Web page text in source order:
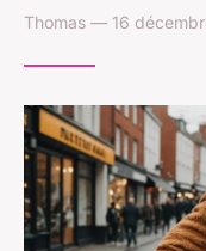
Thomas — 16